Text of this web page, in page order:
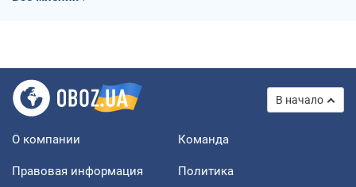
В начало
О компании Команда
Правовая информация
Политика